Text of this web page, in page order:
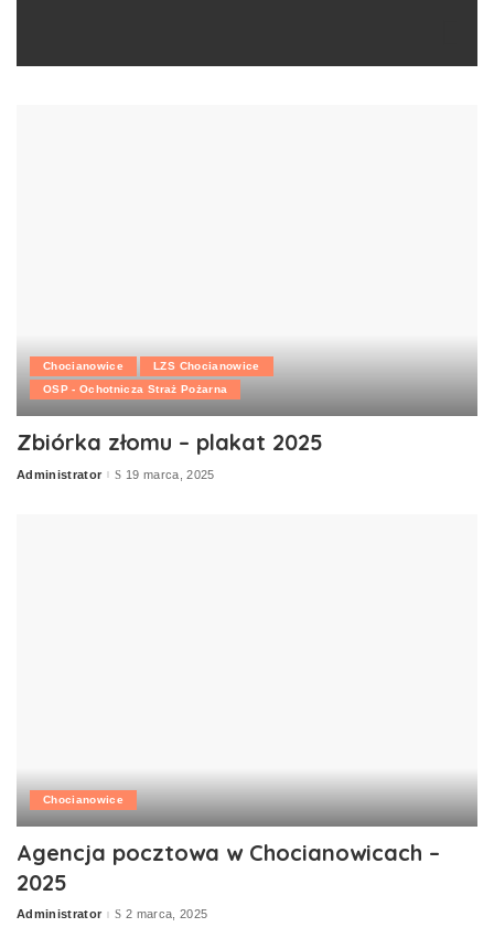
Chocianowice
LZS Chocianowice
OSP - Ochotnicza Straż Pożarna
Zbiórka złomu – plakat 2025
Posted
Administrator 19 marca, 2025
Chocianowice
Agencja pocztowa w Chocianowicach –
2025
Posted
Administrator 2 marca, 2025